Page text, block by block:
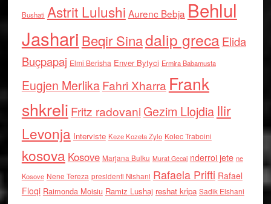
Bushati Astrit Lulushi Aurenc Bebja Behlul
Jashari Beqir Sinadalip grecaElida
Buçpapaj Elmi Berisha Enver Bytyci Ermira Babamusta
Eugjen MerlikaFahri Xharra Frank
shkreli Fritz radovaniGezim Llojdia Ilir
Levonja Interviste Keze Kozeta Zylo Kolec Traboini
kosova Kosove Marjana Bulku Murat Gecaj nderroi jete ne
Kosove Nene Tereza presidenti Nishani Rafaela Prifti Rafael
Floqi Raimonda Moisiu Ramiz Lushaj reshat kripa Sadik Elshani